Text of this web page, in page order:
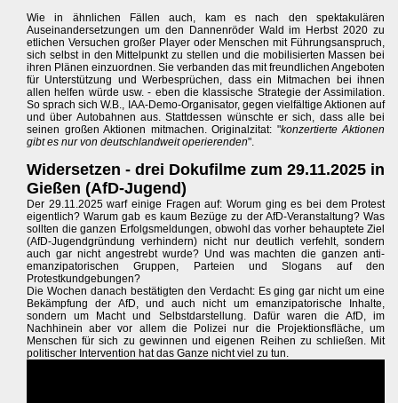
Wie in ähnlichen Fällen auch, kam es nach den spektakulären
Auseinandersetzungen um den Dannenröder Wald im Herbst 2020 zu
etlichen Versuchen großer Player oder Menschen mit Führungsanspruch,
sich selbst in den Mittelpunkt zu stellen und die mobilisierten Massen bei
ihren Plänen einzuordnen. Sie verbanden das mit freundlichen Angeboten
für Unterstützung und Werbesprüchen, dass ein Mitmachen bei ihnen
allen helfen würde usw. - eben die klassische Strategie der Assimilation.
So sprach sich W.B., IAA-Demo-Organisator, gegen vielfältige Aktionen auf
und über Autobahnen aus. Stattdessen wünschte er sich, dass alle bei
seinen großen Aktionen mitmachen. Originalzitat: "konzertierte Aktionen
gibt es nur von deutschlandweit operierenden".
Widersetzen - drei Dokufilme zum 29.11.2025 in
Gießen (AfD-Jugend)
Der 29.11.2025 warf einige Fragen auf: Worum ging es bei dem Protest
eigentlich? Warum gab es kaum Bezüge zu der AfD-Veranstaltung? Was
sollten die ganzen Erfolgsmeldungen, obwohl das vorher behauptete Ziel
(AfD-Jugendgründung verhindern) nicht nur deutlich verfehlt, sondern
auch gar nicht angestrebt wurde? Und was machten die ganzen anti-
emanzipatorischen Gruppen, Parteien und Slogans auf den
Protestkundgebungen?
Die Wochen danach bestätigten den Verdacht: Es ging gar nicht um eine
Bekämpfung der AfD, und auch nicht um emanzipatorische Inhalte,
sondern um Macht und Selbstdarstellung. Dafür waren die AfD, im
Nachhinein aber vor allem die Polizei nur die Projektionsfläche, um
Menschen für sich zu gewinnen und eigenen Reihen zu schließen. Mit
politischer Intervention hat das Ganze nicht viel zu tun.